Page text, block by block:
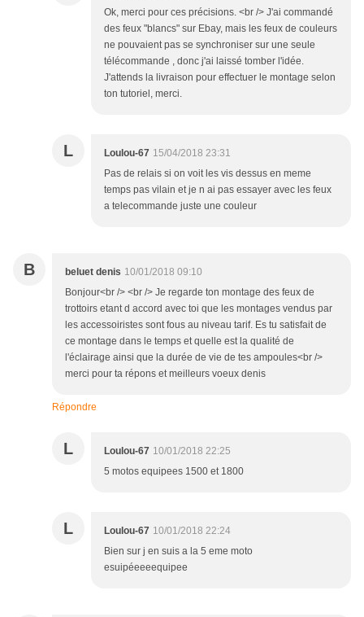
Ok, merci pour ces précisions. <br /> J'ai commandé
des feux "blancs" sur Ebay, mais les feux de couleurs
ne pouvaient pas se synchroniser sur une seule
télécommande , donc j'ai laissé tomber l'idée.
J'attends la livraison pour effectuer le montage selon
ton tutoriel, merci.
L Loulou-67 15/04/2018 23:31
Pas de relais si on voit les vis dessus en meme
temps pas vilain et je n ai pas essayer avec les feux
a telecommande juste une couleur
B beluet denis 10/01/2018 09:10
Bonjour<br /> <br /> Je regarde ton montage des feux de
trottoirs etant d accord avec toi que les montages vendus par
les accessoiristes sont fous au niveau tarif. Es tu satisfait de
ce montage dans le temps et quelle est la qualité de
l'éclairage ainsi que la durée de vie de tes ampoules<br />
merci pour ta répons et meilleurs voeux denis
Répondre
L Loulou-67 10/01/2018 22:25
5 motos equipees 1500 et 1800
L Loulou-67 10/01/2018 22:24
Bien sur j en suis a la 5 eme moto
esuipéeeeequipee